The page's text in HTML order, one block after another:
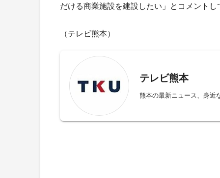
だける商業施設を建設したい」とコメントし
（テレビ熊本）
テレビ熊本
熊本の最新ニュース、身近